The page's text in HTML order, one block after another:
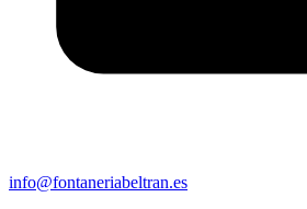
info@fontaneriabeltran.es